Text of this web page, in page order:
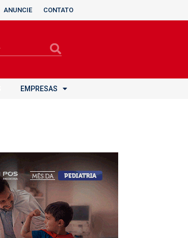
ANUNCIE CONTATO
EMPRESAS